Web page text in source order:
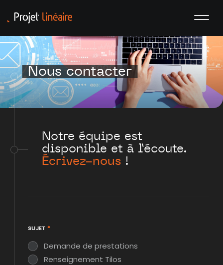
Nous contacter
Notre équipe est
disponible et à l’écoute.
Écrivez-nous !
SUJET *
Demande de prestations
Renseignement Tilos